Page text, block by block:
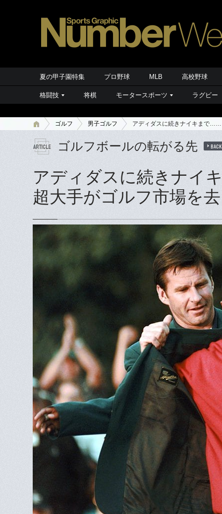
夏の甲子園特集 プロ野球 MLB 高校野球
格闘技 将棋 モータースポーツ ラグビー
ゴルフ 男子ゴルフ アディダスに続きナイキまで
ゴルフボールの転がる先
アディダスに続きナイ
超大手がゴルフ市場を